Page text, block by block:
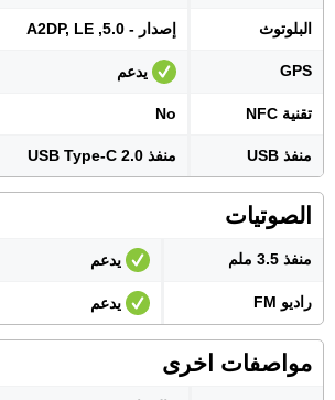
البلوتوث إصدار - 5.0, A2DP, LE
GPS يدعم
تقنية NFC No
منفذ USB منفذ USB Type-C 2.0
الصوتيات
منفذ 3.5 ملم يدعم
راديو FM يدعم
مواصفات اخرى